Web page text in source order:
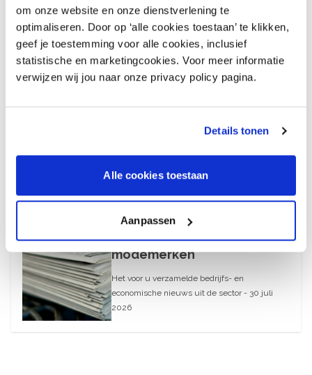
om onze website en onze dienstverlening te
optimaliseren. Door op ‘alle cookies toestaan’ te klikken,
geef je toestemming voor alle cookies, inclusief
statistische en marketingcookies. Voor meer informatie
verwijzen wij jou naar onze privacy policy pagina.
Details tonen
Alle cookies toestaan
Aanpassen
August 6, 2026
Recalls Alert Clothing,
Footwear & More – nr. 9,
6 augustus 2026
What’s Up – AI-blunders bij
webwinkels en
modemerken
30 juli 2026
Het voor u verzamelde bedrijfs- en
economische nieuws uit de sector - 30 juli
2026